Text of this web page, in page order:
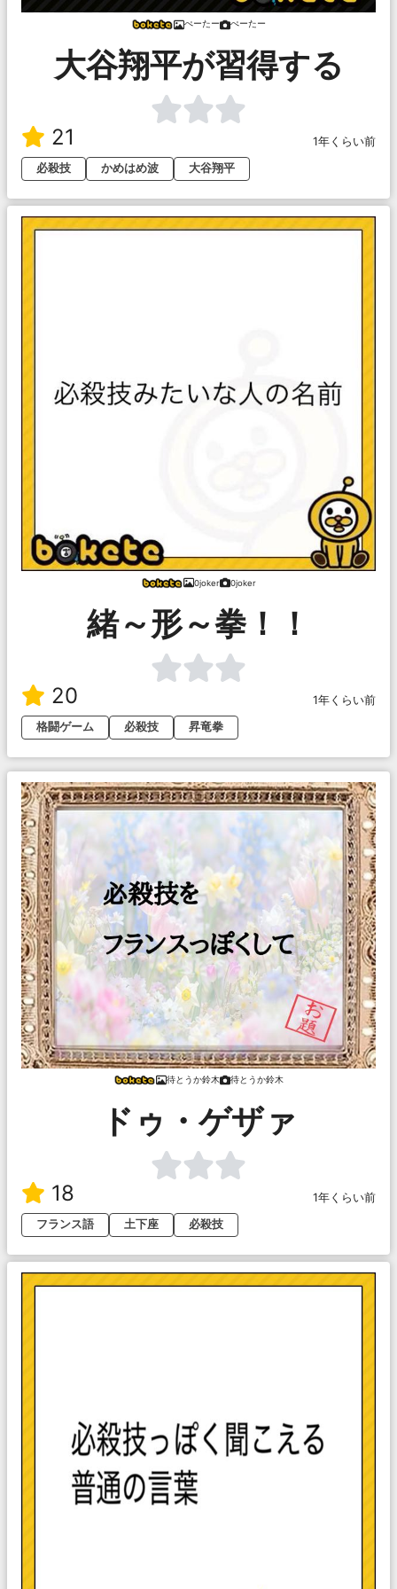
ぺーたー ぺーたー
大谷翔平が習得する
21
1年くらい前
必殺技
かめはめ波 大谷翔平
0joker 0joker
緒～形～拳！！
20
1年くらい前
格闘ゲーム
必殺技 昇竜拳
待とうか鈴木 待とうか鈴木
ドゥ・ゲザァ
18
1年くらい前
フランス語
土下座 必殺技